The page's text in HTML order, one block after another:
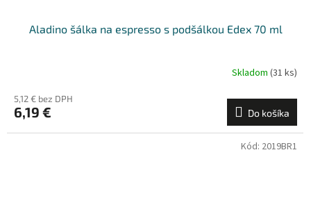
Aladino šálka na espresso s podšálkou Edex 70 ml
Skladom (31 ks)
5,12 € bez DPH
6,19 € Do košíka
Kód: 2019BR1